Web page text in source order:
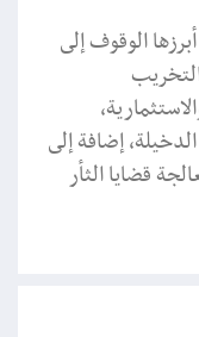
الوقوف إلى
إضافة إلى
قضايا الثأر